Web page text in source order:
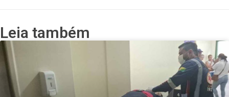
Leia também